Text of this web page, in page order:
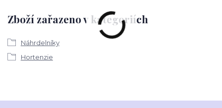
Zboží zařazeno v kategoriích
Náhrdelníky
Hortenzie